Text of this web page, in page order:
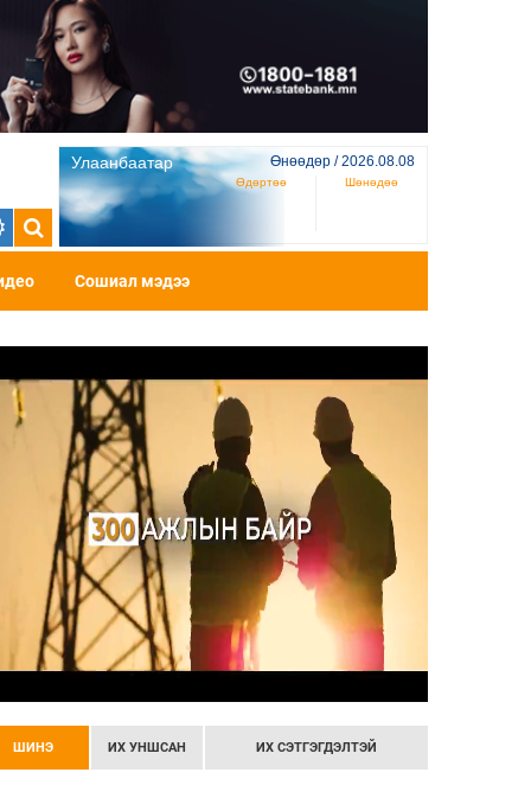
Улаанбаатар Өнөөдөр / 2026.08.08
Өдөртөө Шөнөдөө
Сошиал мэдээ
ШИНЭ ИХ УНШСАН ИХ СЭТГЭГДЭЛТЭЙ